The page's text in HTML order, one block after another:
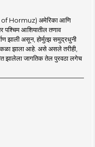
of Hormuz) अमेरिका आणि
पश्चिम आशियातील तणाव
झाली असून, होर्मुत्झ समुद्रधुनी
झाला आहे. असे असले तरीही,
झालेला जागतिक तेल पुरवठा लगेच